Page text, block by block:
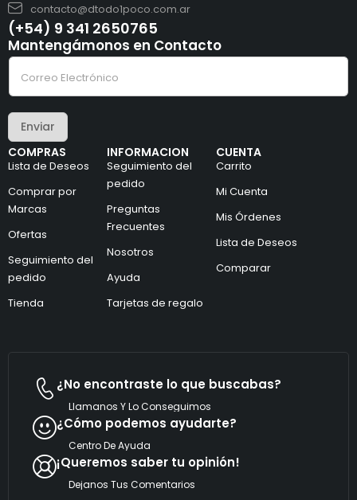
contacto@dtodo1poco.com.ar
(+54) 9 341 2650765
COMPRAS
Lista de Deseos
Comprar por
Marcas
Ofertas
Seguimiento del
pedido
Tienda
INFORMACION
Seguimiento del
pedido
Preguntas
Frecuentes
Nosotros
Ayuda
Tarjetas de regalo
CUENTA
Carrito
Mi Cuenta
Mis Órdenes
Lista de Deseos
Comparar
Mantengámonos en Contacto
e
l
c
r
n
i
c
o
C
o
r
e
o
e
e
C
e
e
l
e
t
r
n
c
o
Enviar
¿No encontraste lo que buscabas?
Llamanos Y Lo Conseguimos
¿Cómo podemos ayudarte?
Centro De Ayuda
¡Queremos saber tu opinión!
Dejanos Tus Comentarios